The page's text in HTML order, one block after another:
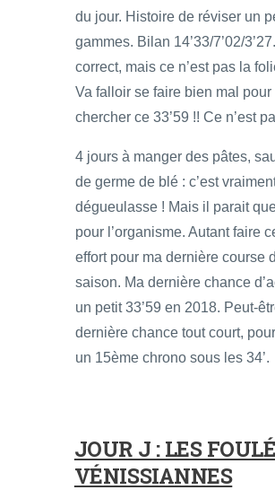
du jour. Histoire de réviser un
gammes. Bilan 14’33/7’02/
correct, mais ce n’est pas la
Va falloir se faire bien mal pour
chercher ce 33’59 !! Ce n’est
4 jours à manger des pâtes,
de germe de blé : c’est
dégueulasse ! Mais il parait
pour l’organisme. Autant faire
effort pour ma dernière course
saison. Ma dernière chance
un petit 33’59 en 2018. Peut-
dernière chance tout court,
un 15ème chrono sous les 34’.
JOUR J : LES
VÉNISSIANNES